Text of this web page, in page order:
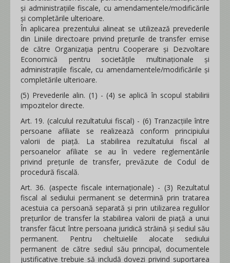
și administrațiile fiscale, cu amendamentele/modificările
și completările ulterioare.
În aplicarea prezentului alineat se utilizează prevederile
din Liniile directoare privind prețurile de transfer emise
de către Organizația pentru Cooperare și Dezvoltare
Economică pentru societățile multinaționale și
administrațiile fiscale, cu amendamentele/modificările și
completările ulterioare.
(5) Prevederile alin. (1) - (4) se aplică în scopul stabilirii
impozitelor directe.
Art. 19. (calculul rezultatului fiscal) - (6) Tranzacţiile între
persoane afiliate se realizează conform principiului
valorii de piață. La stabilirea rezultatului fiscal al
persoanelor afiliate se au în vedere reglementările
privind preţurile de transfer, prevăzute de Codul de
procedură fiscală.
Art. 36. (aspecte fiscale internaționale) - (3) Rezultatul
fiscal al sediului permanent se determină prin tratarea
acestuia ca persoană separată şi prin utilizarea regulilor
preţurilor de transfer la stabilirea valorii de piaţă a unui
transfer făcut între persoana juridică străină şi sediul său
permanent. Pentru cheltuielile alocate sediului
permanent de către sediul său principal, documentele
justificative trebuie să includă dovezi privind suportarea